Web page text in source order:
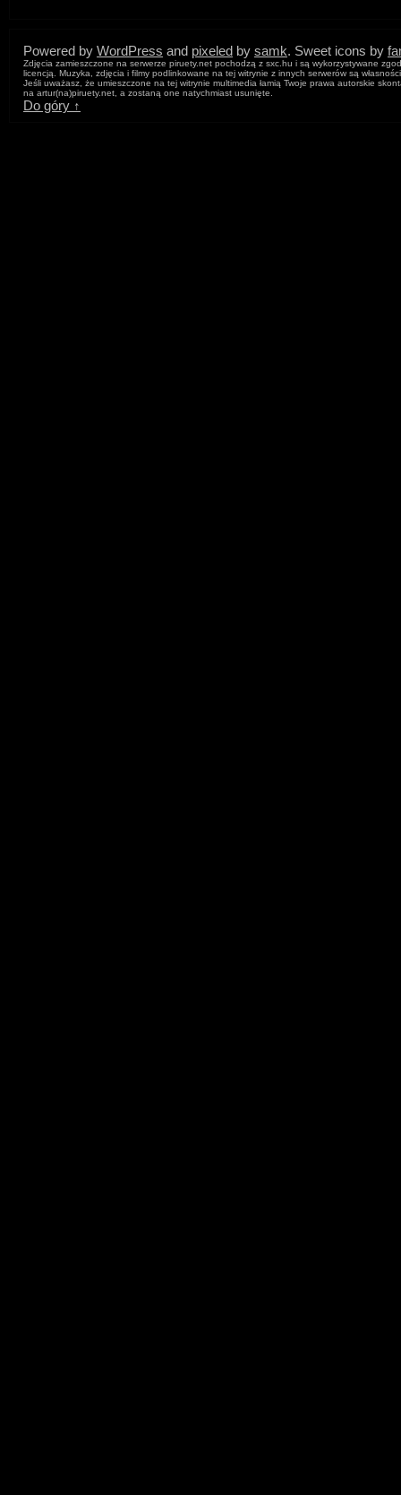
Powered by WordPress and pixeled by samk. Sweet icons by
Zdjęcia zamieszczone na serwerze piruety.net pochodzą z sxc.hu i są wykorzystywane
licencją. Muzyka, zdjęcia i filmy podlinkowane na tej witrynie z innych serwerów są
Jeśli uważasz, że umieszczone na tej witrynie multimedia łamią Twoje prawa autorskie
na artur(na)piruety.net, a zostaną one natychmiast usunięte.
Do góry ↑